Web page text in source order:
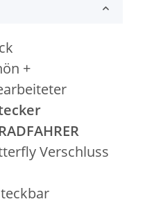
+
Verschluss